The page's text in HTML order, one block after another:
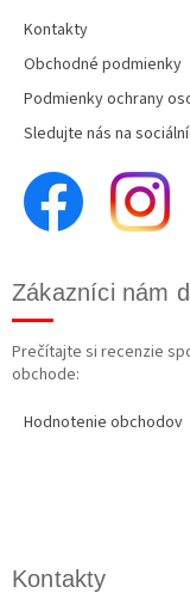
Kontakty
Obchodné podmienky
Podmienky ochrany
Sledujte nás na
Zákazníci nám
Prečítajte si recenzie
obchode:
Hodnotenie obchodov
Kontakty